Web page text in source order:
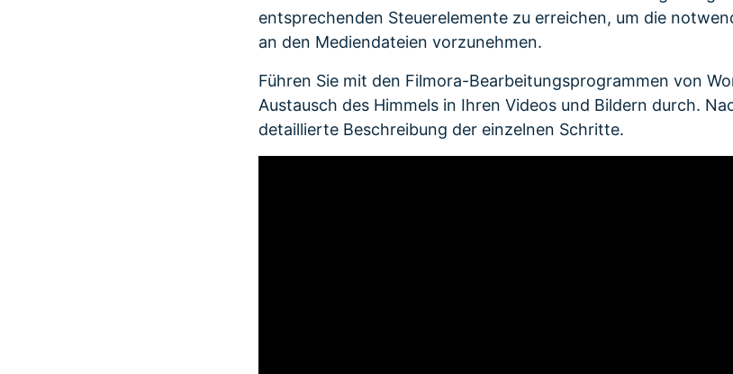
entsprechenden Steuerelemente zu erreichen, um die
an den Mediendateien vorzunehmen.
Führen Sie mit den Filmora-Bearbeitungsprogrammen von
Austausch des Himmels in Ihren Videos und Bildern durch.
detaillierte Beschreibung der einzelnen Schritte.